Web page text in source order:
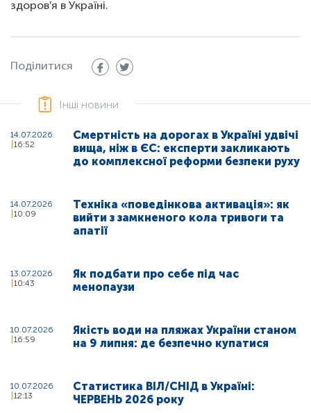
здоров’я в Україні.
Поділитися
Інші новини
14.07.2026
16:52
Смертність на дорогах в Україні удвічі
вища, ніж в ЄС: експерти закликають
до комплексної реформи безпеки руху
14.07.2026
10:09
Техніка «поведінкова активація»: як
вийти з замкненого кола тривоги та
апатії
13.07.2026
10:43
Як подбати про себе під час
менопаузи
10.07.2026
16:59
Якість води на пляжах України станом
на 9 липня: де безпечно купатися
10.07.2026
12:13
Статистика ВІЛ/СНІД в Україні:
ЧЕРВЕНЬ 2026 року